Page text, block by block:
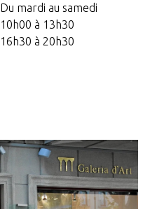
Du mardi au samedi
10h00 à 13h30
16h30 à 20h30